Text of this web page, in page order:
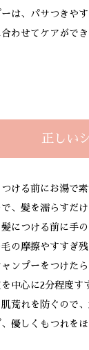
は、パサつきや
わせてケアがで
正しい
つける前にお湯で
、髪を濡らすだ
につける前に手
の摩擦やすすぎ残
ンプーをつけた
を中心に2分程度
荒れを防ぐので
優しくもつれを